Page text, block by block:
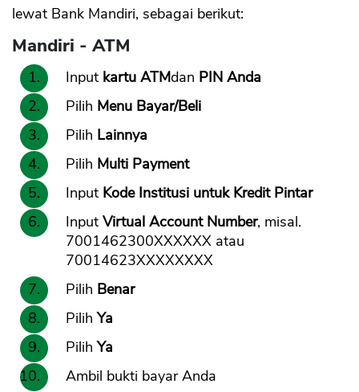
lewat Bank Mandiri, sebagai berikut:
Mandiri - ATM
Input kartu ATMdan PIN Anda
Pilih Menu Bayar/Beli
Pilih Lainnya
Pilih Multi Payment
Input Kode Institusi untuk Kredit Pintar
Input Virtual Account Number, misal.
7001462300XXXXXX atau
70014623XXXXXXXX
Pilih Benar
PilihYa
PilihYa
Ambil bukti bayar Anda